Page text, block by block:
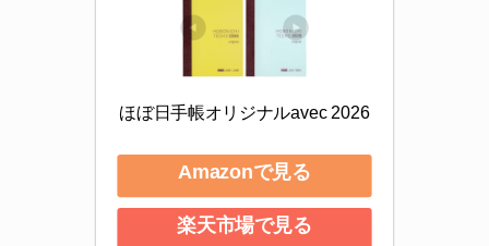
ほぼ日手帳オリジナルavec 2026
Amazonで見る
楽天市場で見る